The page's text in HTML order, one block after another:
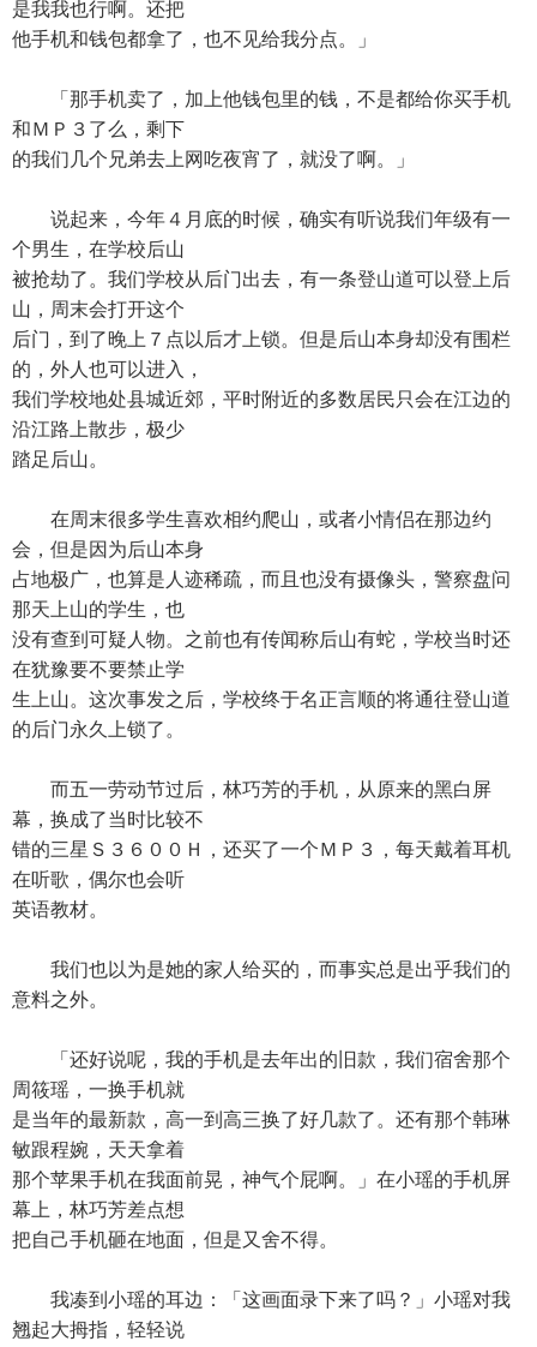
是我我也行啊。还把
他手机和钱包都拿了，也不见给我分点。」
「那手机卖了，加上他钱包里的钱，不是都给你买手机
和ＭＰ３了么，剩下
的我们几个兄弟去上网吃夜宵了，就没了啊。」
说起来，今年４月底的时候，确实有听说我们年级有一
个男生，在学校后山
被抢劫了。我们学校从后门出去，有一条登山道可以登上后
山，周末会打开这个
后门，到了晚上７点以后才上锁。但是后山本身却没有围栏
的，外人也可以进入，
我们学校地处县城近郊，平时附近的多数居民只会在江边的
沿江路上散步，极少
踏足后山。
在周末很多学生喜欢相约爬山，或者小情侣在那边约
会，但是因为后山本身
占地极广，也算是人迹稀疏，而且也没有摄像头，警察盘问
那天上山的学生，也
没有查到可疑人物。之前也有传闻称后山有蛇，学校当时还
在犹豫要不要禁止学
生上山。这次事发之后，学校终于名正言顺的将通往登山道
的后门永久上锁了。
而五一劳动节过后，林巧芳的手机，从原来的黑白屏
幕，换成了当时比较不
错的三星Ｓ３６００Ｈ，还买了一个ＭＰ３，每天戴着耳机
在听歌，偶尔也会听
英语教材。
我们也以为是她的家人给买的，而事实总是出乎我们的
意料之外。
「还好说呢，我的手机是去年出的旧款，我们宿舍那个
周筱瑶，一换手机就
是当年的最新款，高一到高三换了好几款了。还有那个韩琳
敏跟程婉，天天拿着
那个苹果手机在我面前晃，神气个屁啊。」在小瑶的手机屏
幕上，林巧芳差点想
把自己手机砸在地面，但是又舍不得。
我凑到小瑶的耳边：「这画面录下来了吗？」小瑶对我
翘起大拇指，轻轻说